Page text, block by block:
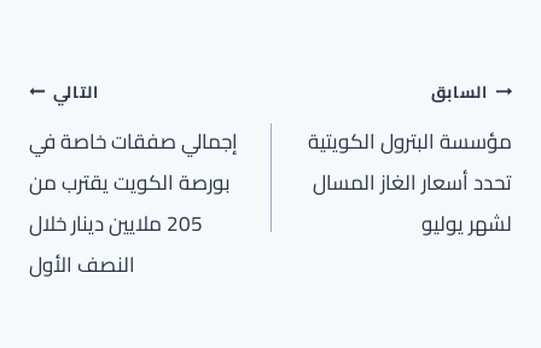
تصفّح
المقالات
السابق
مؤسسة البترول الكويتية
تحدد أسعار الغاز المسال
لشهر يوليو
التالي
إجمالي صفقات خاصة في
بورصة الكويت يقترب من
205 ملايين دينار خلال
النصف الأول